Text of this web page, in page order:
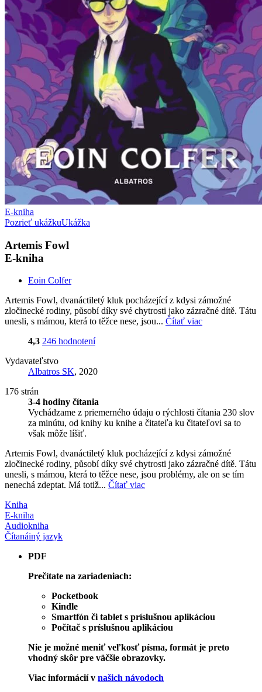
E-kniha
Pozrieť ukážkuUkážka
Artemis Fowl
E-kniha
Eoin Colfer
Artemis Fowl, dvanáctiletý kluk pocházející z kdysi zámožné
zločinecké rodiny, působí díky své chytrosti jako zázračné dítě. Tátu
unesli, s mámou, která to těžce nese, jsou... Čítať viac
4,3 246 hodnotení
Vydavateľstvo
Albatros SK, 2020
176 strán
3-4 hodiny čítania
Vychádzame z priemerného údaju o rýchlosti čítania 230 slov
za minútu, od knihy ku knihe a čitateľa ku čitateľovi sa to
však môže líšiť.
Artemis Fowl, dvanáctiletý kluk pocházející z kdysi zámožné
zločinecké rodiny, působí díky své chytrosti jako zázračné dítě. Tátu
unesli, s mámou, která to těžce nese, jsou problémy, ale on se tím
nenechá zdeptat. Má totiž... Čítať viac
Kniha
E-kniha
Audiokniha
Čítanáiný jazyk
PDF
Prečítate na zariadeniach:
Pocketbook
Kindle
Smartfón či tablet s príslušnou aplikáciou
Počítač s príslušnou aplikáciou
Nie je možné meniť veľkosť písma, formát je preto
vhodný skôr pre väčšie obrazovky.
Viac informácií v našich návodoch